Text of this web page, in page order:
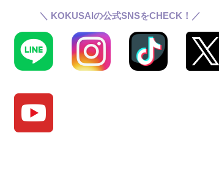
スクールライフ
クロワッサンス(卒業生の活躍)
お知らせ
＼ KOKUSAIの公式SNSをCHECK！／